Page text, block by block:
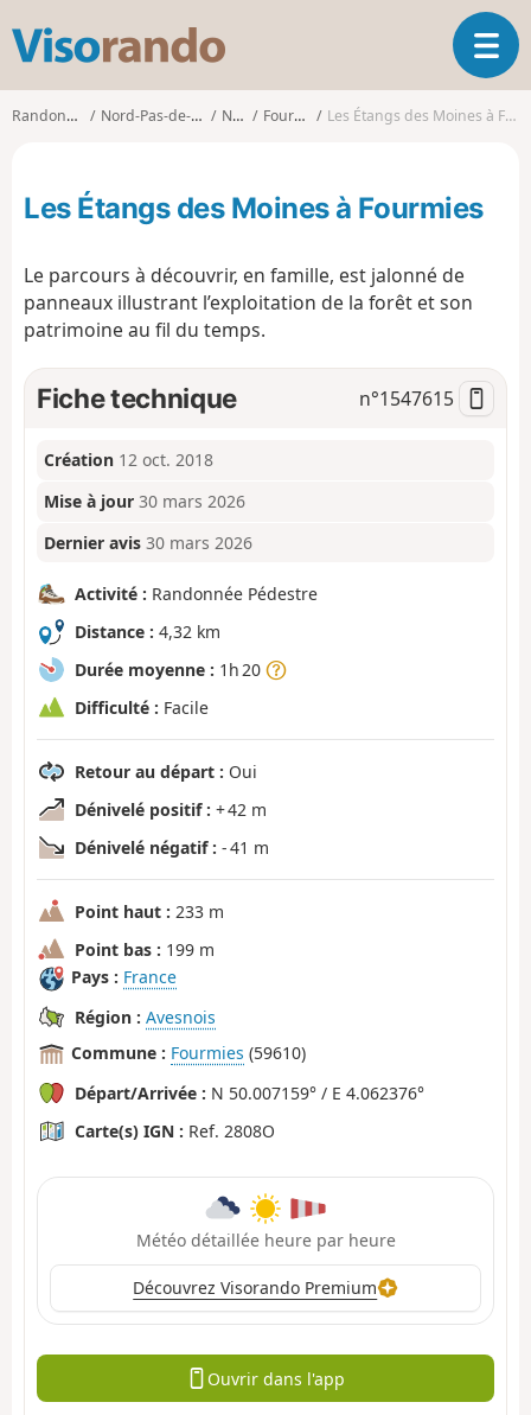
s
o
d
O
u
v
a
Randonnées Nord-Pas-de-Calais Nord Fourmies Les Étangs des Moines à Fourmies
Les Étangs des Moines à Fourmies
Le parcours à découvrir, en famille, est jalonné de
panneaux illustrant l’exploitation de la forêt et son
patrimoine au fil du temps.
Fiche technique n°1547615
Création 12 oct. 2018
Mise à jour 30 mars 2026
Dernier avis 30 mars 2026
Activité : Randonnée Pédestre
Distance : 4,32 km
Durée moyenne : 1h 20
Difficulté : Facile
Retour au départ : Oui
Dénivelé positif : + 42 m
Dénivelé négatif : - 41 m
Point haut : 233 m
Point bas : 199 m
Pays : France
Région : Avesnois
Commune : Fourmies (59610)
Départ/Arrivée : N 50.007159° / E 4.062376°
Carte(s) IGN : Ref. 2808O
Météo détaillée heure par heure
Découvrez Visorando Premium
Ouvrir dans l'app